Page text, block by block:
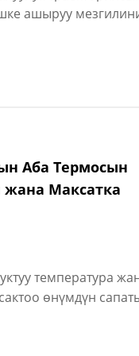
ашыруу
климат ишин
алып келет.
Аба Термосын
Максатка
температура
өнүмдүн